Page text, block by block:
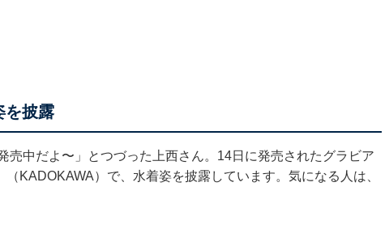
を披露
中だよ〜」とつづった上西さん。14日に発売されたグラビア
KADOKAWA）で、水着姿を披露しています。気になる人は、